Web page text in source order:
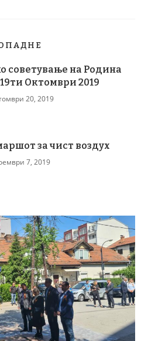
советување на Родина
Октомври 2019
20, 2019
за чист воздух
7, 2019